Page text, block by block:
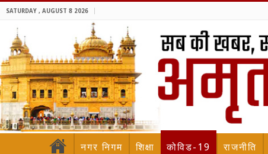
SATURDAY , AUGUST 8 2026
नगर निगम शिक्षा कोविड-19 राजनीति